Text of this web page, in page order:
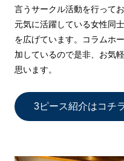
言うサークル活動を行って
元気に活躍している女性同
を広げています。コラムホ
加しているので是非、お気
思います。
3ピース紹介はコチ